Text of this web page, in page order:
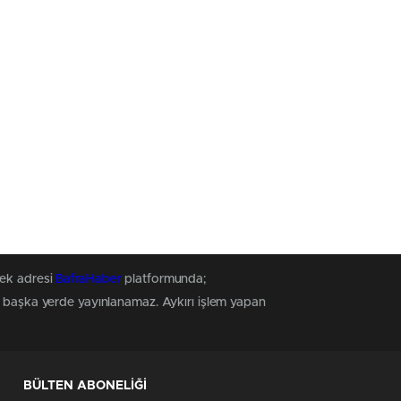
adresi BafraHaberplatformunda;
yerde yayınlanamaz. Aykırı işlem yapan
BÜLTEN ABONELİĞİ